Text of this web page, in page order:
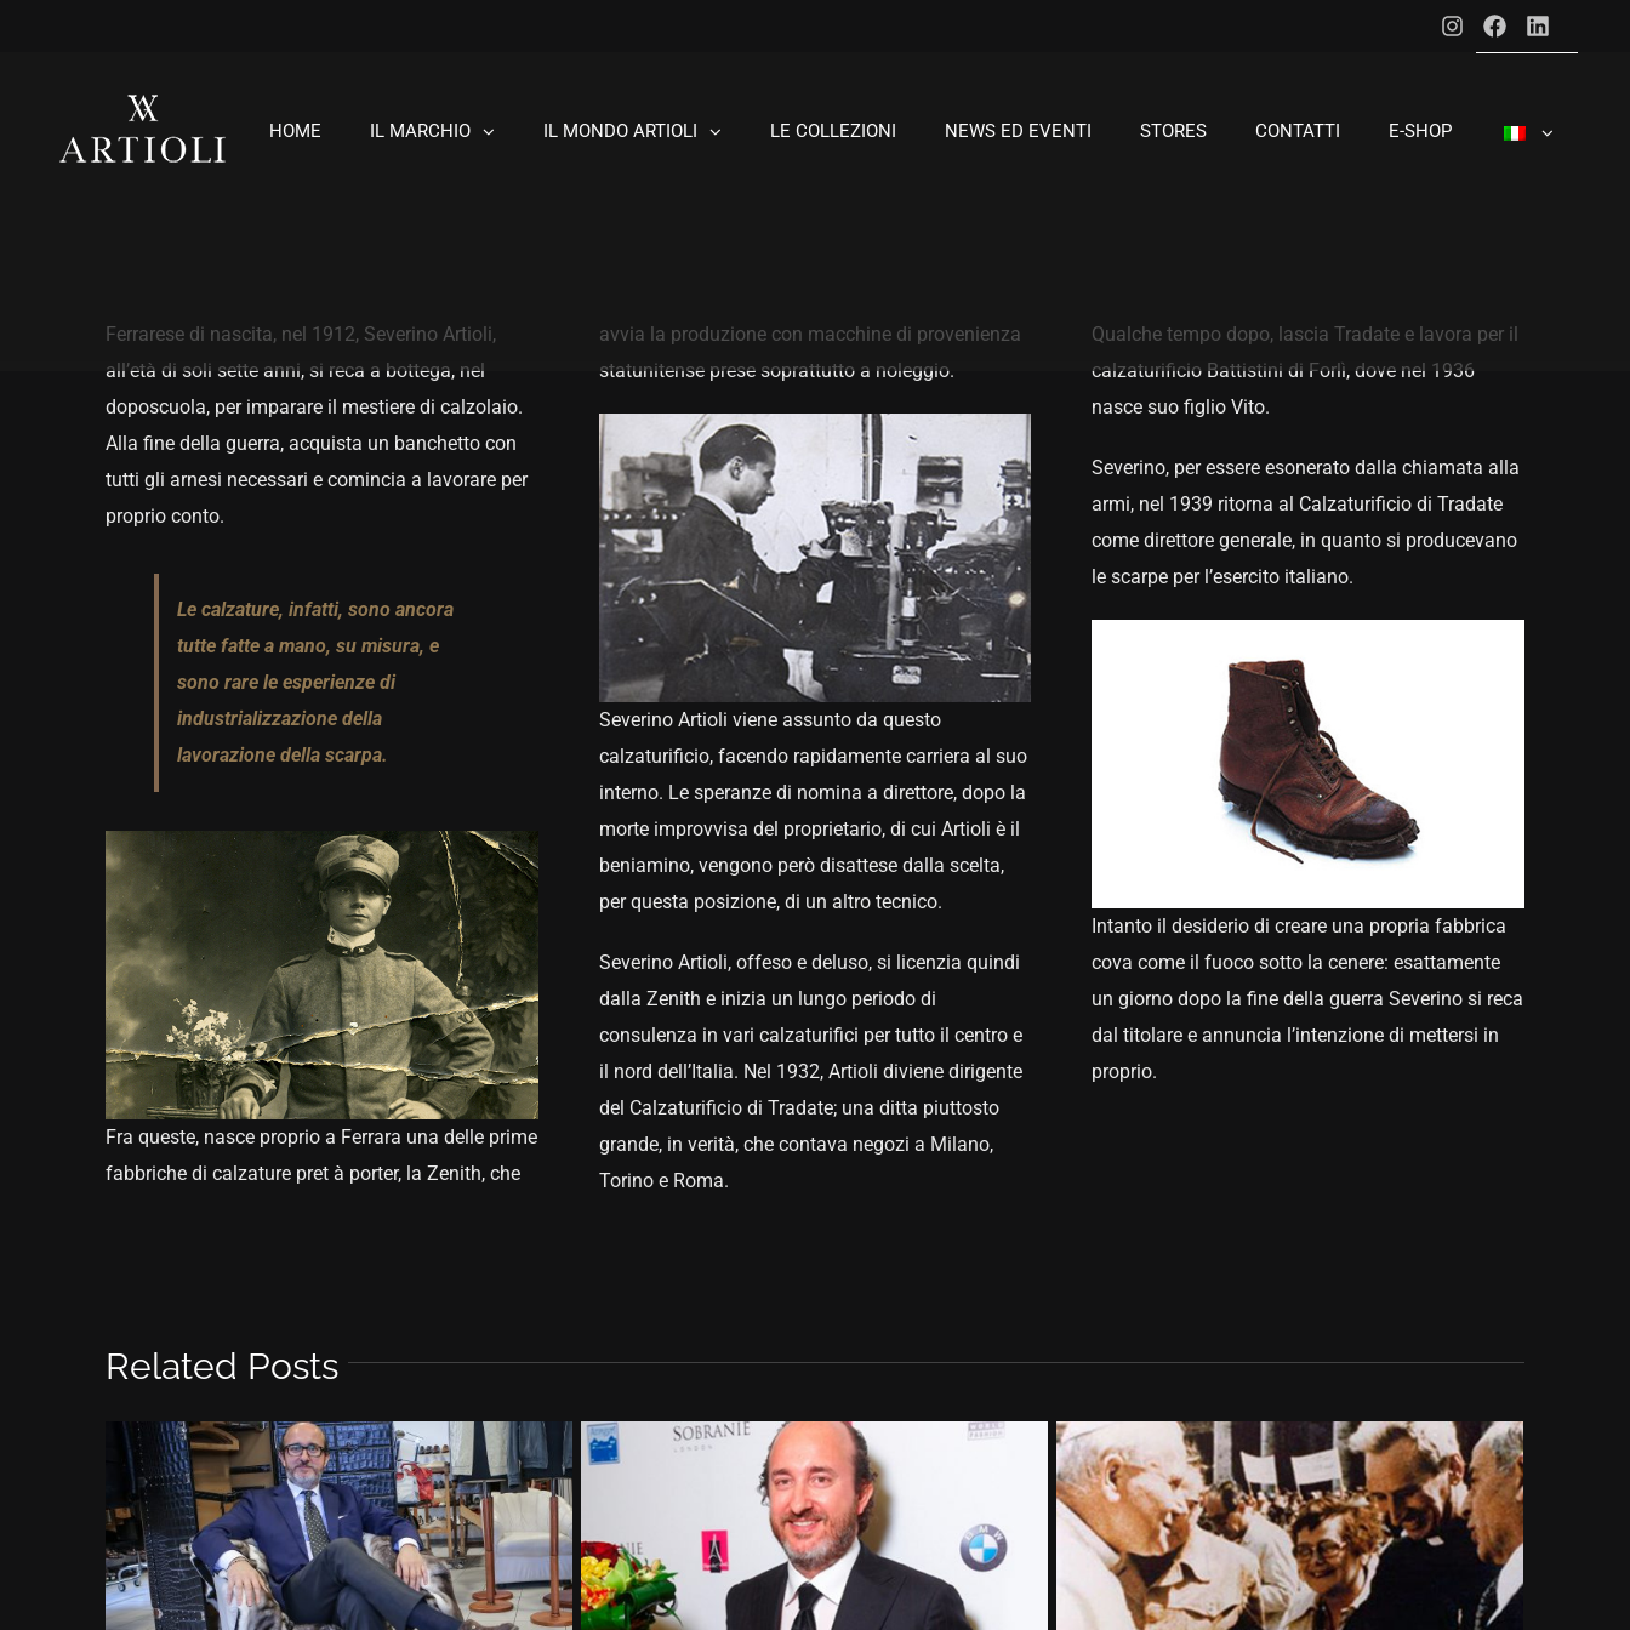
HOME IL MARCHIO IL MONDO ARTIOLI LE COLLEZIONI NEWS ED EVENTI STORES CONTATTI E-SHOP
Ferrarese di nascita, nel 1912, Severino Artioli,
all’età di soli sette anni, si reca a bottega, nel
doposcuola, per imparare il mestiere di calzolaio.
Alla fine della guerra, acquista un banchetto con
tutti gli arnesi necessari e comincia a lavorare per
proprio conto.
Le calzature, infatti, sono ancora
tutte fatte a mano, su misura, e
sono rare le esperienze di
industrializzazione della
lavorazione della scarpa.
Fra queste, nasce proprio a Ferrara una delle prime
fabbriche di calzature pret à porter, la Zenith, che
avvia la produzione con macchine di provenienza
statunitense prese soprattutto a noleggio.
Severino Artioli viene assunto da questo
calzaturificio, facendo rapidamente carriera al suo
interno. Le speranze di nomina a direttore, dopo la
morte improvvisa del proprietario, di cui Artioli è il
beniamino, vengono però disattese dalla scelta,
per questa posizione, di un altro tecnico.
Severino Artioli, offeso e deluso, si licenzia quindi
dalla Zenith e inizia un lungo periodo di
consulenza in vari calzaturifici per tutto il centro e
il nord dell’Italia. Nel 1932, Artioli diviene dirigente
del Calzaturificio di Tradate; una ditta piuttosto
grande, in verità, che contava negozi a Milano,
Torino e Roma.
Qualche tempo dopo, lascia Tradate e lavora per il
calzaturificio Battistini di Forlì, dove nel 1936
nasce suo figlio Vito.
Severino, per essere esonerato dalla chiamata alla
armi, nel 1939 ritorna al Calzaturificio di Tradate
come direttore generale, in quanto si producevano
le scarpe per l’esercito italiano.
Intanto il desiderio di creare una propria fabbrica
cova come il fuoco sotto la cenere: esattamente
un giorno dopo la fine della guerra Severino si reca
dal titolare e annuncia l’intenzione di mettersi in
proprio.
Related Posts